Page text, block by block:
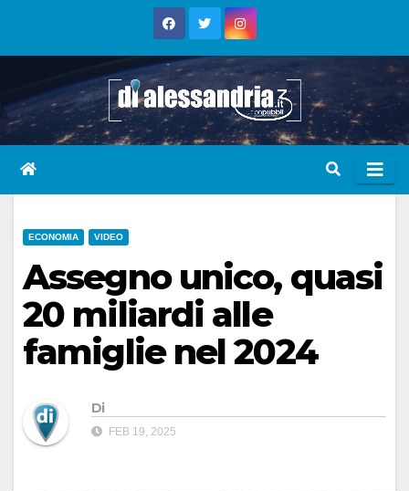
ECONOMIA VIDEO
Assegno unico, quasi
20 miliardi alle
famiglie nel 2024
Di
FEB 19, 2025